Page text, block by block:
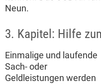
Neun.
3. Kapitel: Hilfe
Einmalige und laufende
Sach- oder
Geldleistungen werden